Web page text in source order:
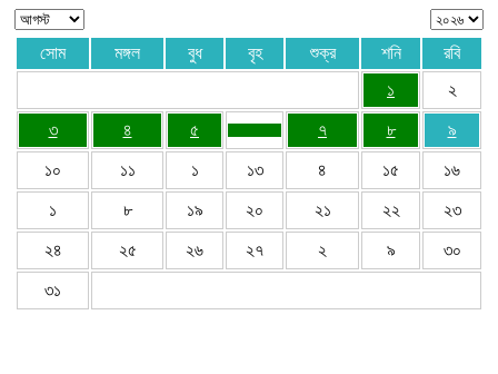
সোম মঙ্গল বুধ বৃহ শুক্র শনি
রবি
১
২
৩ ৪ ৫ ৭ ৮ ৯
১০ ১১ ১ ১৩ ৪ ১৫ ১৬
১ ৮ ১৯ ২০ ২১ ২২ ২৩
২৪ ২৫ ২৬ ২৭ ২ ৯ ৩০
৩১